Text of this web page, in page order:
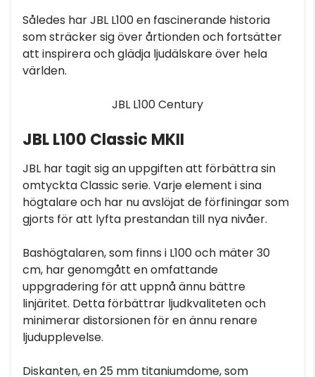
Således har JBL L100 en fascinerande historia
som sträcker sig över årtionden och fortsätter
att inspirera och glädja ljudälskare över hela
världen.
JBL L100 Century
JBL L100 Classic MKII
JBL har tagit sig an uppgiften att förbättra sin
omtyckta Classic serie. Varje element i sina
högtalare och har nu avslöjat de förfiningar som
gjorts för att lyfta prestandan till nya nivåer.
Bashögtalaren, som finns i L100 och mäter 30
cm, har genomgått en omfattande
uppgradering för att uppnå ännu bättre
linjäritet. Detta förbättrar ljudkvaliteten och
minimerar distorsionen för en ännu renare
ljudupplevelse.
Diskanten, en 25 mm titaniumdome, som